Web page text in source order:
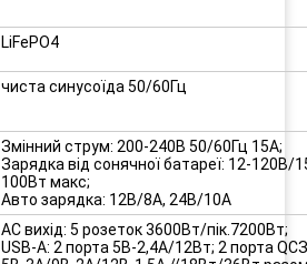
LiFePO4
чиста синусоїда 50/60Гц
Змінний струм: 200-240В 50/60Гц 15А;
Зарядка від сонячної батареї: 12-120В/
100Вт макс;
Авто зарядка: 12В/8А, 24В/10А
АС вихід: 5 розеток 3600Вт/пік.7200Вт;
USB-A: 2 порта 5В-2,4А/12Вт; 2 порта